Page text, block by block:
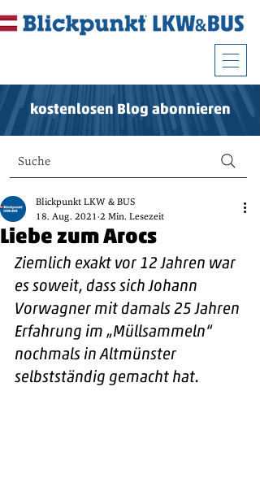
kostenlosen Blog abonnieren
Suche
Liebe zum Arocs
Blickpunkt LKW & BUS
18. Aug. 2021 2 Min. Lesezeit
Ziemlich exakt vor 12 Jahren war
es soweit, dass sich Johann
Vorwagner mit damals 25 Jahren
Erfahrung im „Müllsammeln“
nochmals in Altmünster
selbstständig gemacht hat.